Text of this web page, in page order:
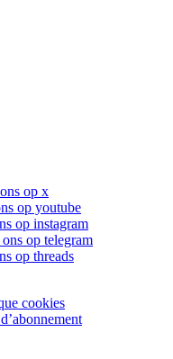
op x
op youtube
op instagram
op telegram
op threads
cookies